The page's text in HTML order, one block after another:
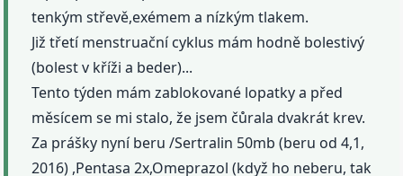
tenkým střevě,exémem a nízkým tlakem.
Již třetí menstruační cyklus mám hodně bolestivý
(bolest v kříži a beder)...
Tento týden mám zablokované lopatky a před
měsícem se mi stalo, že jsem čůrala dvakrát krev.
Za prášky nyní beru /Sertralin 50mb (beru od 4,1,
2016) ,Pentasa 2x,Omeprazol (když ho neberu, tak